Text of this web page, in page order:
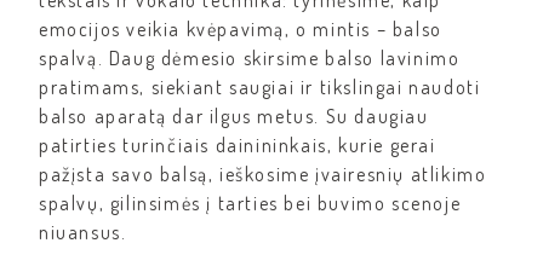
emocijos veikia kvėpavimą, o mintis – balso
spalvą. Daug dėmesio skirsime balso lavinimo
pratimams, siekiant saugiai ir tikslingai naudoti
balso aparatą dar ilgus metus. Su daugiau
patirties turinčiais dainininkais, kurie gerai
pažįsta savo balsą, ieškosime įvairesnių atlikimo
spalvų, gilinsimės į tarties bei buvimo scenoje
niuansus.